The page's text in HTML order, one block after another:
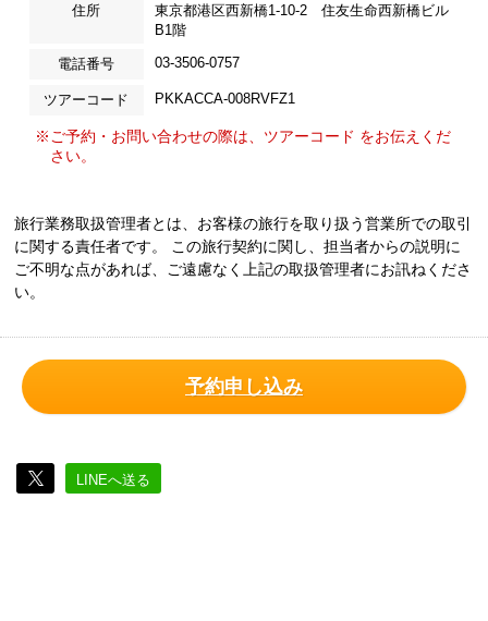
住所
東京都港区西新橋1-10-2 住友生命西新橋ビル
B1階
電話番号 03-3506-0757
ツアーコード PKKACCA-008RVFZ1
※ご予約・お問い合わせの際は、ツアーコード をお伝えくだ
さい。
旅行業務取扱管理者とは、お客様の旅行を取り扱う営業所での取引
に関する責任者です。 この旅行契約に関し、担当者からの説明に
ご不明な点があれば、ご遠慮なく上記の取扱管理者にお訊ねくださ
い。
予約申し込み
LINEへ送る